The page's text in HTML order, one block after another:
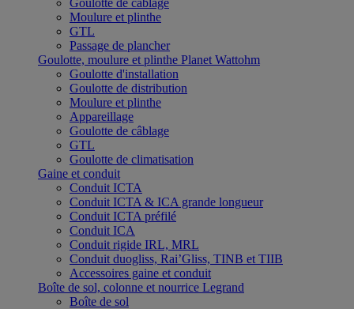
Goulotte de câblage
Moulure et plinthe
GTL
Passage de plancher
Goulotte, moulure et plinthe Planet Wattohm
Goulotte d'installation
Goulotte de distribution
Moulure et plinthe
Appareillage
Goulotte de câblage
GTL
Goulotte de climatisation
Gaine et conduit
Conduit ICTA
Conduit ICTA & ICA grande longueur
Conduit ICTA préfilé
Conduit ICA
Conduit rigide IRL, MRL
Conduit duogliss, Rai’Gliss, TINB et TIIB
Accessoires gaine et conduit
Boîte de sol, colonne et nourrice Legrand
Boîte de sol